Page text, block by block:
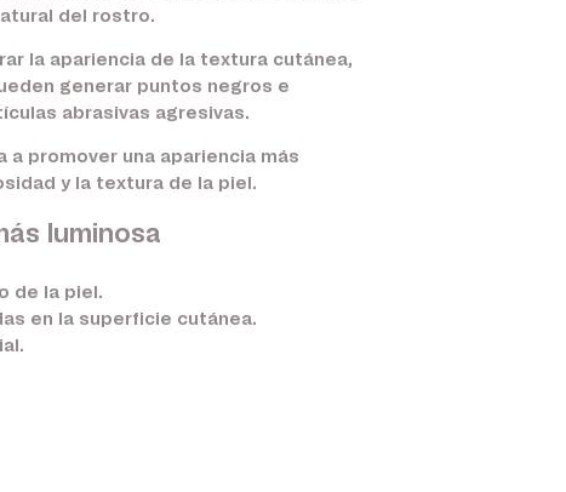
del rostro.
la apariencia de la textura cutánea,
generar puntos negros e
abrasivas agresivas.
promover una apariencia más
y la textura de la piel.
luminosa
de la piel.
en la superficie cutánea.